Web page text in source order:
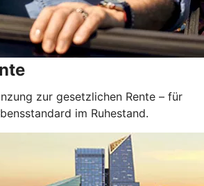
zur gesetzlichen Rente – für
im Ruhestand.